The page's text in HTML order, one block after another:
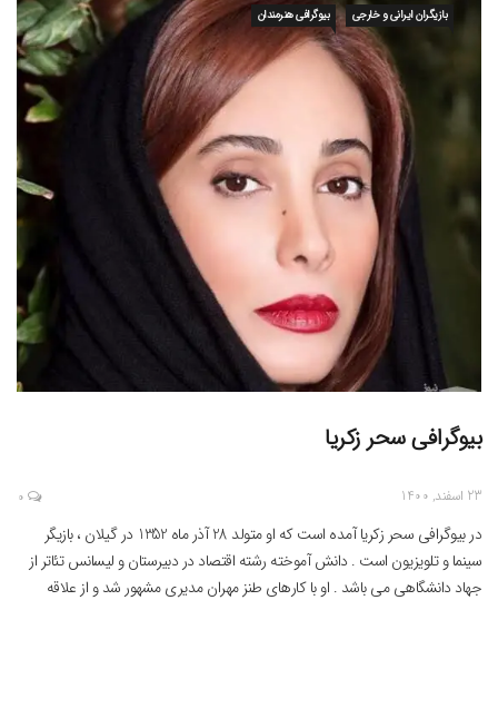
بازیگران ایرانی و خارجی بیوگرافی هنرمندان
بیوگرافی سحر زکریا
23 اسفند, 1400 0
در بیوگرافی سحر زکریا آمده است که او متولد 28 آذر ماه 1352 در گیلان ، بازیگر
سینما و تلویزیون است . دانش آموخته رشته اقتصاد در دبیرستان و لیسانس تئاتر از
جهاد دانشگاهی می باشد . او با کارهای طنز مهران مدیری مشهور شد و از علاقه